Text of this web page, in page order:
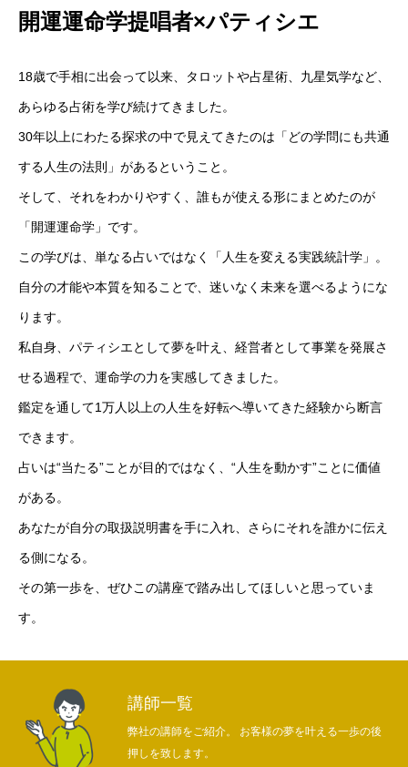
開運運命学提唱者×パティシエ
18歳で手相に出会って以来、タロットや占星術、九星気学など、
あらゆる占術を学び続けてきました。
30年以上にわたる探求の中で見えてきたのは「どの学問にも共通
する人生の法則」があるということ。
そして、それをわかりやすく、誰もが使える形にまとめたのが
「開運運命学」です。
この学びは、単なる占いではなく「人生を変える実践統計学」。
自分の才能や本質を知ることで、迷いなく未来を選べるようにな
ります。
私自身、パティシエとして夢を叶え、経営者として事業を発展さ
せる過程で、運命学の力を実感してきました。
鑑定を通して1万人以上の人生を好転へ導いてきた経験から断言
できます。
占いは“当たる”ことが目的ではなく、“人生を動かす”ことに価値
がある。
あなたが自分の取扱説明書を手に入れ、さらにそれを誰かに伝え
る側になる。
その第一歩を、ぜひこの講座で踏み出してほしいと思っていま
す。
講師一覧
弊社の講師をご紹介。 お客様の夢を叶える一歩の後
押しを致します。